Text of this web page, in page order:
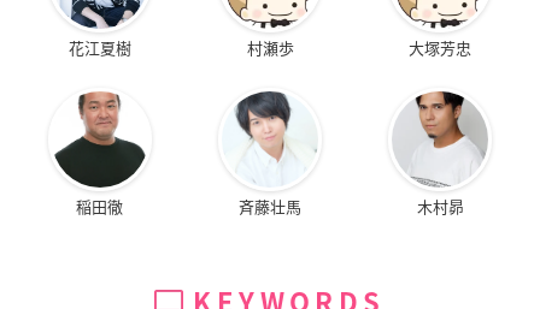
花江夏樹 村瀬歩 大塚芳忠
稲田徹 斉藤壮馬 木村昴
KEYWORDS